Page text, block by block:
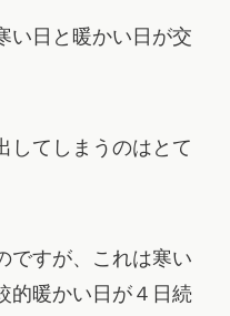
い日と暖かい日が交
してしまうのはとて
ですが、これは寒い
的暖かい日が４日続